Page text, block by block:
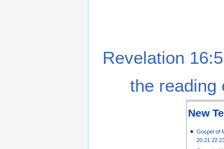
Revelation
the reading
New
Gospel of
20 21 22